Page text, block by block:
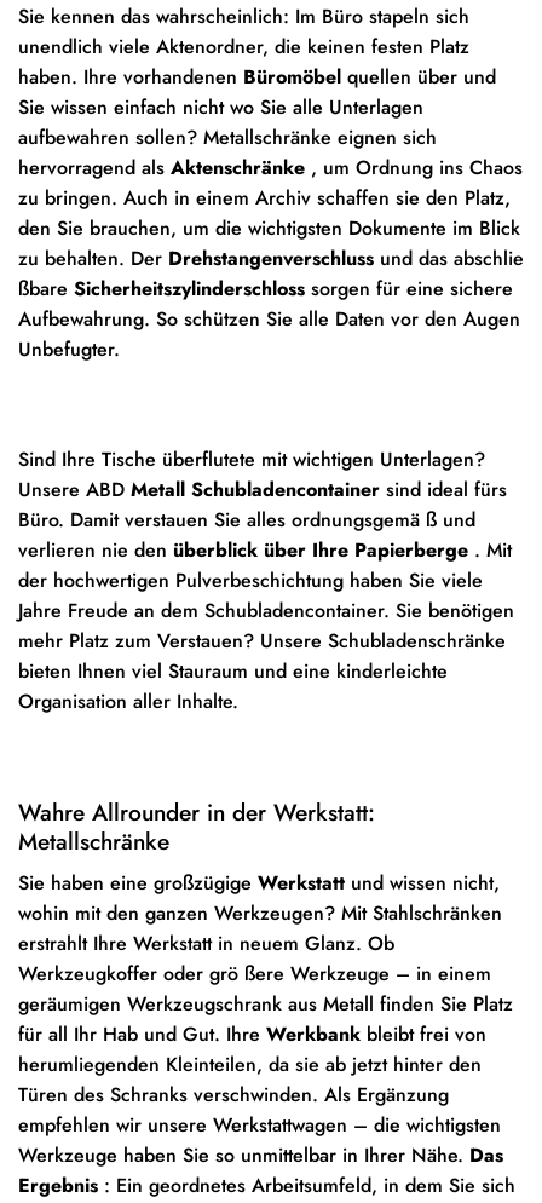
Sie kennen das wahrscheinlich: Im Büro stapeln sich
unendlich viele Aktenordner, die keinen festen Platz
haben. Ihre vorhandenen Büromöbel quellen über und
Sie wissen einfach nicht wo Sie alle Unterlagen
aufbewahren sollen? Metallschränke eignen sich
hervorragend als Aktenschränke , um Ordnung ins Chaos
zu bringen. Auch in einem Archiv schaffen sie den Platz,
den Sie brauchen, um die wichtigsten Dokumente im Blick
zu behalten. Der Drehstangenverschluss und das abschlie
ßbare Sicherheitszylinderschloss sorgen für eine sichere
Aufbewahrung. So schützen Sie alle Daten vor den Augen
Unbefugter.
Sind Ihre Tische überflutete mit wichtigen Unterlagen?
Unsere ABD Metall Schubladencontainer sind ideal fürs
Büro. Damit verstauen Sie alles ordnungsgemä ß und
verlieren nie den überblick über Ihre Papierberge . Mit
der hochwertigen Pulverbeschichtung haben Sie viele
Jahre Freude an dem Schubladencontainer. Sie benötigen
mehr Platz zum Verstauen? Unsere Schubladenschränke
bieten Ihnen viel Stauraum und eine kinderleichte
Organisation aller Inhalte.
Wahre Allrounder in der Werkstatt:
Metallschränke
Sie haben eine großzügige Werkstatt und wissen nicht,
wohin mit den ganzen Werkzeugen? Mit Stahlschränken
erstrahlt Ihre Werkstatt in neuem Glanz. Ob
Werkzeugkoffer oder grö ßere Werkzeuge – in einem
geräumigen Werkzeugschrank aus Metall finden Sie Platz
für all Ihr Hab und Gut. Ihre Werkbank bleibt frei von
herumliegenden Kleinteilen, da sie ab jetzt hinter den
Türen des Schranks verschwinden. Als Ergänzung
empfehlen wir unsere Werkstattwagen – die wichtigsten
Werkzeuge haben Sie so unmittelbar in Ihrer Nähe. Das
Ergebnis : Ein geordnetes Arbeitsumfeld, in dem Sie sich